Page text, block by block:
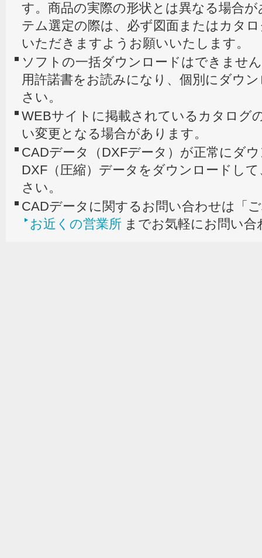
す。商品の実際の形状とは異なる場合
テム選定の際は、必ず図面またはカタ
いただきますようお願いいたします。
ソフトの一括ダウンロードはできませ
用許諾書をお読みになり、個別にダウ
さい。
WEBサイトに掲載されているカタログ
い変更となる場合があります。
CADデータ（DXFデータ）が正常にダ
DXF（圧縮）データをダウンロードし
さい。
CADデータに関するお問い合わせは「
お近くの営業所 までお気軽にお問い